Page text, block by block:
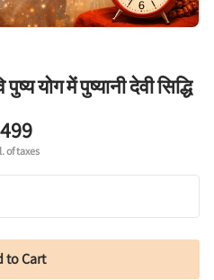
योग में पुष्यानी देवी सिद्धि
499
of taxes
to Cart